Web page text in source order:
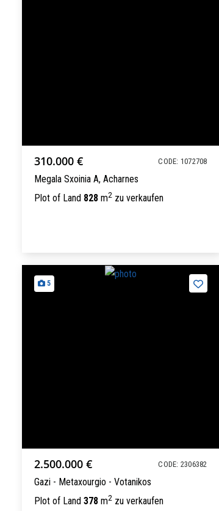
310.000 € CODE: 1072708
Megala Sxoinia A, Acharnes
Plot of Land 828 m2 zu verkaufen
5
2.500.000 € CODE: 2306382
Gazi - Metaxourgio - Votanikos
Plot of Land 378 m2 zu verkaufen